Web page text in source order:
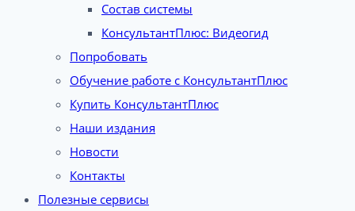
Состав системы
КонсультантПлюс: Видеогид
Попробовать
Обучение работе с КонсультантПлюс
Купить КонсультантПлюс
Наши издания
Новости
Контакты
Полезные сервисы